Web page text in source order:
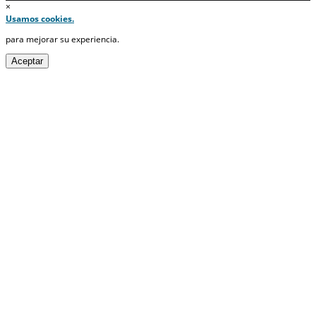
×
Usamos cookies.
para mejorar su experiencia.
Aceptar